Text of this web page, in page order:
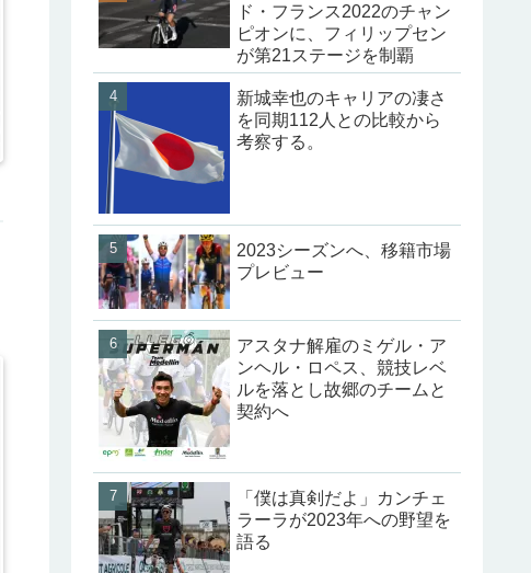
ド・フランス2022のチャン
ピオンに、フィリップセン
が第21ステージを制覇
新城幸也のキャリアの凄さ
を同期112人との比較から
考察する。
2023シーズンへ、移籍市場
プレビュー
アスタナ解雇のミゲル・ア
ンヘル・ロペス、競技レベ
ルを落とし故郷のチームと
契約へ
「僕は真剣だよ」カンチェ
ラーラが2023年への野望を
語る